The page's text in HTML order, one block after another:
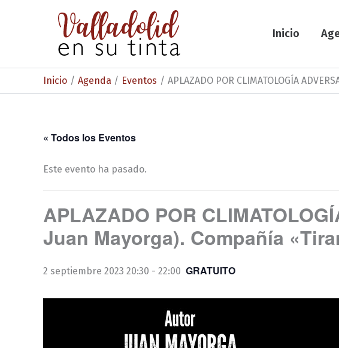
Inicio
Inicio Agenda Eventos APLAZADO POR CLIMATOLOGÍA
« Todos los Eventos
Este evento ha pasado.
APLAZADO POR
Juan Mayorga). Compañía
2 septiembre 2023 20:30 - 22:00 GRATUITO